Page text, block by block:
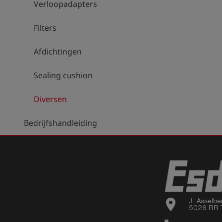
Verloopadapters
Filters
Afdichtingen
Sealing cushion
Diversen
Bedrijfshandleiding
location_on
J.
5026 RR